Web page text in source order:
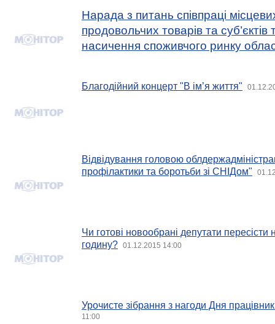
Нарада з питань співпраці
продовольчих товарів та суб’єктів
насичення споживчого ринку
Благодійний концерт "В ім’я життя"
Відвідування головою
профілактики та боротьби зі СНІДом"
Чи готові новообрані депутати пересісти
годину?
01.12.2015 14:00
Урочисте зібрання з нагоди Дня
11:00